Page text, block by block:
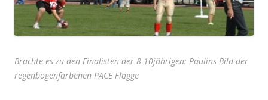
Brachte es zu den Finalisten der 8-10jährigen: Paulins Bild der
regenbogenfarbenen PACE Flagge